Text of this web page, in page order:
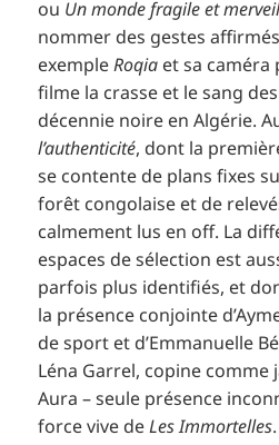
ou Un monde fragile et
nommer des gestes
exempleRoqia et sa caméra
filme la crasse et le sang
décennie noire en Algérie.
l’authenticité, dont la
se contente de plans fixes
forêt congolaise et de
calmement lus en off. La
espaces de sélection est
parfois plus identifiés, et
la présence conjointe
de sport et d’Emmanuelle
Léna Garrel, copine comme
Aura – seule présence
force vive deLes Immortelles.